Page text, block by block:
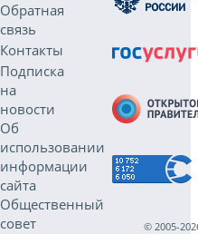
Обратная
связь
Контакты
Подписка
на
новости
Об
использовании
информации
сайта
Общественный
совет
© 2005-